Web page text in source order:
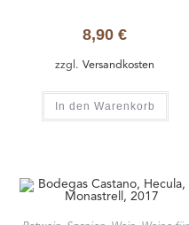
8,90€
zzgl.Versandkosten
In den Warenkorb